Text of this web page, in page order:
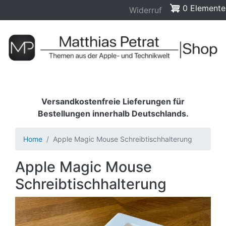
Direkt
zum
Widerruf
Widerruf 0 Elemente
Versandkostenfreie Lieferungen für
Bestellungen innerhalb Deutschlands.
Home Apple Magic Mouse Schreibtischhalterung
Apple Magic Mouse
Schreibtischhalterung